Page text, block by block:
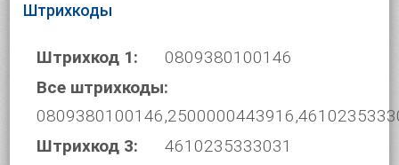
Штрихкоды
Штрихкод 1:
0809380100146
Все штрихкоды:
Штрихкод 3:
4610235333031